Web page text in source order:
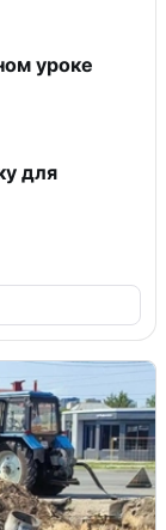
уроке
для